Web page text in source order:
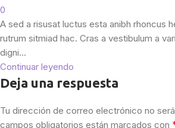
0
A sed a risusat luctus esta anibh rhoncus
rutrum sitmiad hac. Cras a vestibulum a
digni...
Continuar leyendo
Deja una respuesta
Tu dirección de correo electrónico no
campos obligatorios están marcados con